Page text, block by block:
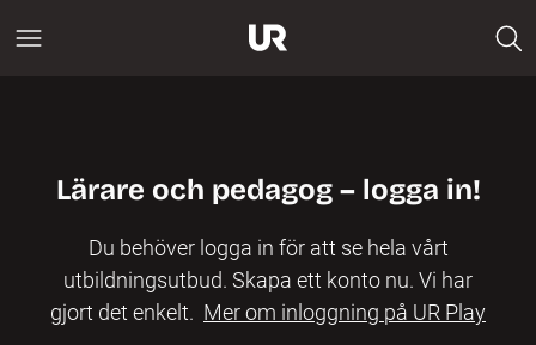
Lärare och pedagog – logga in!
Du behöver logga in för att se hela vårt
utbildningsutbud. Skapa ett konto nu. Vi har
gjort det enkelt. Mer om inloggning på UR Play